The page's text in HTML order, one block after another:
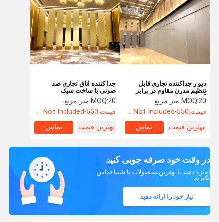
جدا کننده اتاق تجاری ضد
صوتی با ساخت سبک
MOQ:20 متر مربع
قیمت:550-3500RMB/PC (FOB) Tax Not Included
بهترین قیمت
تماس
دیوار جداکننده تجاری قابل
تنظیم مدرن مقاوم در برابر
آتشMOQ:20 متر مربع
قیمت:550-3500RMB/PC (FOB) Tax Not Included
بهترین قیمت
تماس
در وقت خود صرفه جویی کنید
اجازه دهید با بهترین محصولات با شما تماس
بگیریم.
نیاز خود را ارائه دهید